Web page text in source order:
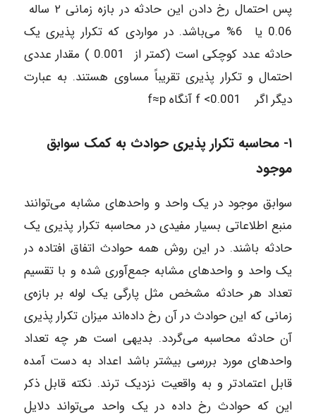
پس احتمال رخ دادن این حادثه در بازه زمانی ۲ ساله
0.06 یا 6% می‌باشد. در مواردی که تکرار پذیری یک
حادثه عدد کوچکی است (کمتر از 0.001 ) مقدار عددی
احتمال و تکرار پذیری تقریباً مساوی هستند. به عبارت
دیگر اگر 0.001> f آنگاه f≈p
۱- محاسبه تکرار پذیری حوادث به کمک سوابق
موجود
سوابق موجود در یک واحد و واحدهای مشابه می‌توانند
منبع اطلاعاتی بسیار مفیدی در محاسبه تکرار پذیری یک
حادثه باشند. در این روش همه حوادث اتفاق افتاده در
یک واحد و واحدهای مشابه جمع‌آوری شده و با تقسیم
تعداد هر حادثه مشخص مثل پارگی یک لوله بر بازه‌ی
زمانی که این حوادث در آن رخ داده‌اند میزان تکرار پذیری
آن حادثه محاسبه می‌گردد. بدیهی است هر چه تعداد
واحدهای مورد بررسی بیشتر باشد اعداد به دست آمده
قابل اعتمادتر و به واقعیت نزدیک‌ ترند. نکته قابل ذکر
این که حوادث رخ داده در یک واحد می‌تواند دلایل